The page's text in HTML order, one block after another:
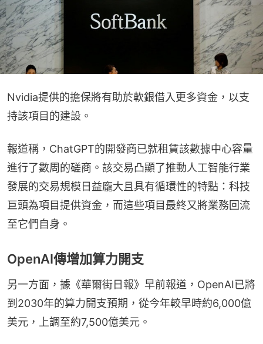
Nvidia提供的擔保將有助於軟銀借入更多資金，以支
持該項目的建設。
報道稱，ChatGPT的開發商已就租賃該數據中心容量
進行了數周的磋商。該交易凸顯了推動人工智能行業
發展的交易規模日益龐大且具有循環性的特點：科技
巨頭為項目提供資金，而這些項目最終又將業務回流
至它們自身。
OpenAI傳增加算力開支
另一方面，據《華爾街日報》早前報道，OpenAI已將
到2030年的算力開支預期，從今年較早時約6,000億
美元，上調至約7,500億美元。